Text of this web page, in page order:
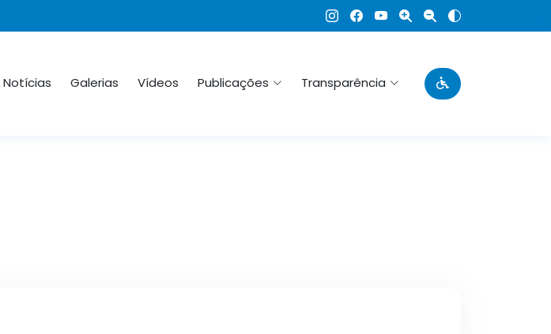
Notícias Galerias Vídeos Publicações Transparência